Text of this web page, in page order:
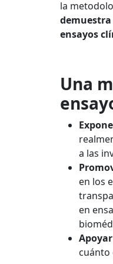
la
demuestra
ensayos
Una
a las
en los
en
cuánto